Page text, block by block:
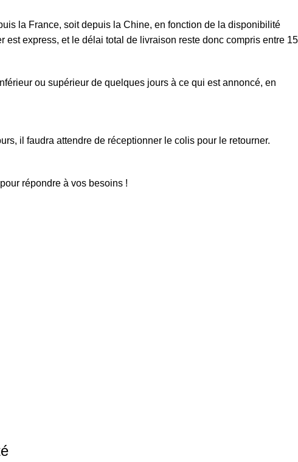
la France, soit depuis la Chine, en fonction de la disponibilité
express, et le délai total de livraison reste donc compris entre 15
ou supérieur de quelques jours à ce qui est annoncé, en
il faudra attendre de réceptionner le colis pour le retourner.
répondre à vos besoins !